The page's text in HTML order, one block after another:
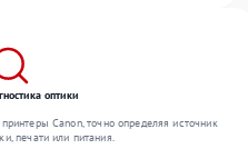
оптики
Canon, точно определяя источник
печати или питания.